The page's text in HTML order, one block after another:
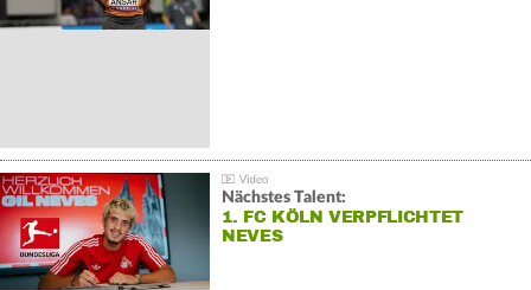
Nächstes Talent:
1. FC KÖLN VERPFLICHTET
NEVES